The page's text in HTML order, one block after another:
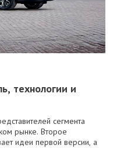
технологии и
сегмента
рынке. Второе
идеи первой версии, а